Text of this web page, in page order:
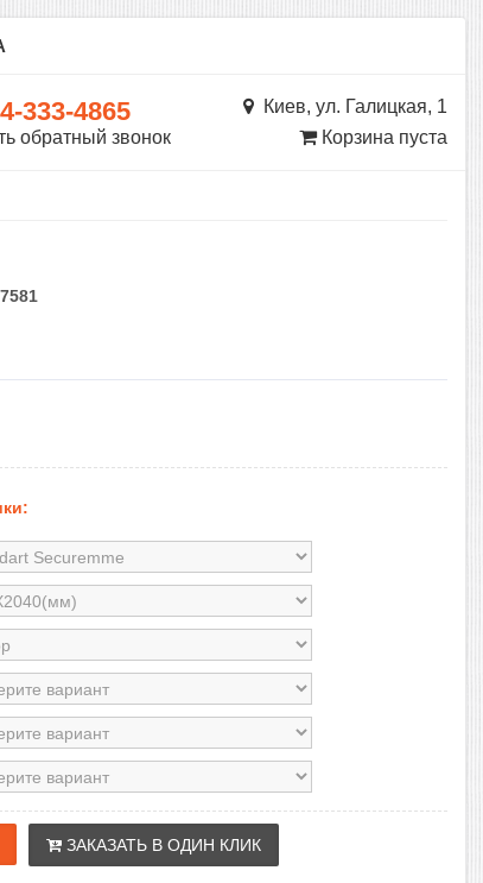
333-4865
обратный звонок
Киев, ул. Галицкая, 1
Корзина пуста
7581
ЗАКАЗАТЬ В ОДИН КЛИК